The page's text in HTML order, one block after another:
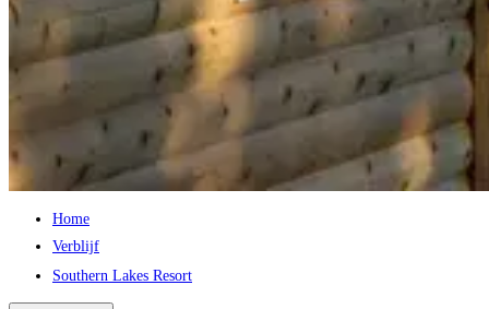
Home
Verblijf
Southern Lakes Resort